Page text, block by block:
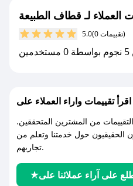
العملاء لـ قطاف الطبيعة
5.0 (0 تقييمات)
من المشترين المتحققين.
الحقيقيون حول خدمتنا وتعلم من
تجاربهم.